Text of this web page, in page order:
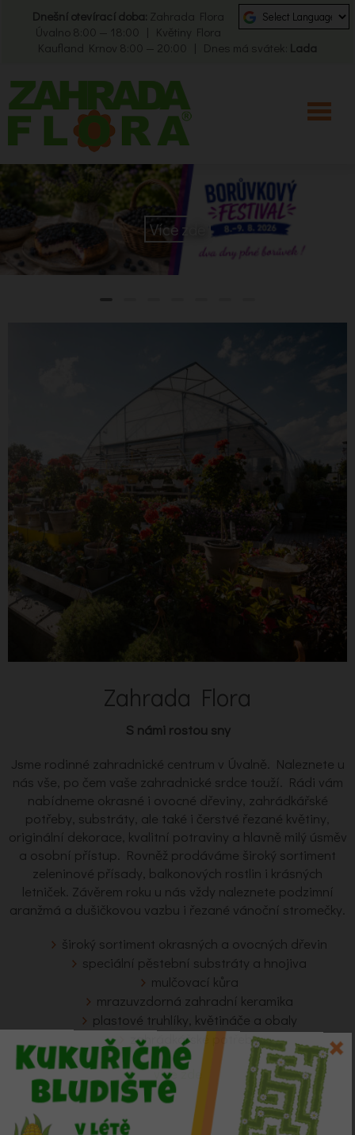
Dnešní otevírací doba: Zahrada Flora
Úvalno 8:00 — 18:00 | Květiny Flora
Kaufland Krnov 8:00 — 20:00 | Dnes má svátek: Lada
Více zde
Zahrada Flora
S námi rostou sny
Jsme rodinné zahradnické centrum v Úvalně. Naleznete u
nás vše, po čem vaše zahradnické srdce touží. Rádi vám
nabídneme okrasné i ovocné dřeviny, zahrádkářské
potřeby, substráty, ale také i čerstvé řezané květiny,
originální dekorace, kvalitní potraviny a hlavně milý úsměv
a osobní přístup. Rovněž prodáváme široký sortiment
zeleninové přísady, balkonových rostlin i krásných
letniček. Závěrem roku u nás vždy naleznete podzimní
aranžmá a dušičkovou vazbu i řezané vánoční stromečky.
široký sortiment okrasných a ovocných dřevin
speciální pěstební substráty a hnojiva
mulčovací kůra
mrazuvzdorná zahradní keramika
plastové truhlíky, květináče a obaly
zahrádkářské potřeby
více zde